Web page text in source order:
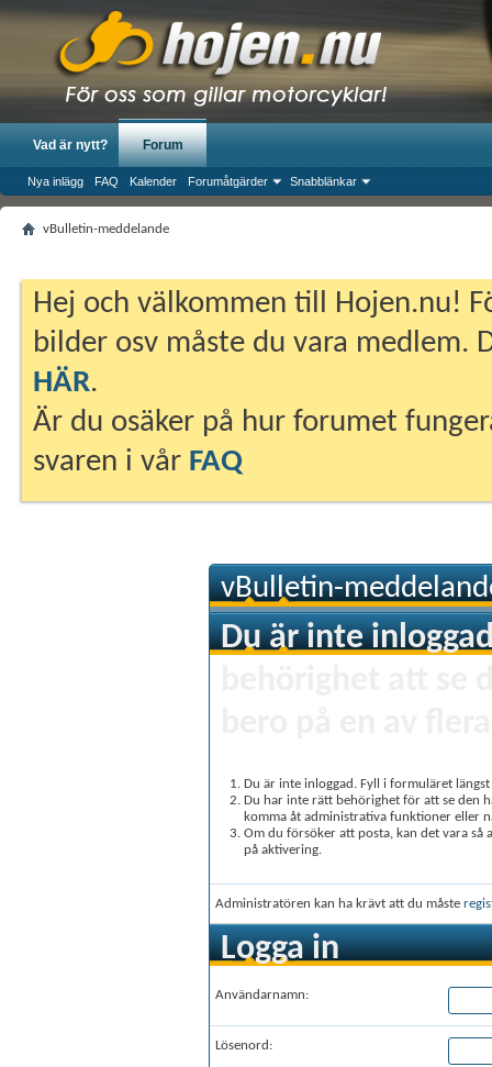
Vad är nytt? Forum
Nya inlägg FAQ Kalender Forumåtgärder Snabblänkar
vBulletin-meddelande
Hej och välkommen till Hojen.nu!
bilder osv måste du vara medlem.
HÄR.
Är du osäker på hur forumet
svaren i vår FAQ
vBulletin-
Du är inte
Du är inte inloggad. Fyll i formuläret
Du har inte rätt behörighet för att se den
komma åt administrativa funktioner eller
Om du försöker att posta, kan det vara
på aktivering.
Administratören kan ha krävt att du måste
Logga in
Användarnamn:
Lösenord: